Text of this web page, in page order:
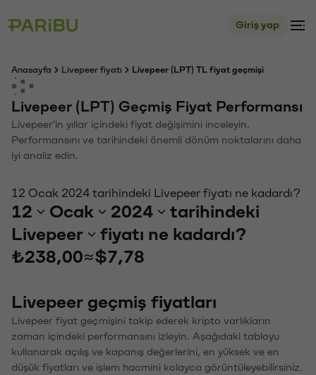
Giriş yap
Anasayfa Livepeer fiyatı Livepeer (LPT) TL fiyat geçmişi
Livepeer (LPT) Geçmiş Fiyat Performansı
Livepeer'in yıllar içindeki fiyat değişimini inceleyin.
Performansını ve tarihindeki önemli dönüm noktalarını daha
iyi analiz edin.
12 Ocak 2024 tarihindeki Livepeer fiyatı ne kadardı?
12 Ocak 2024
tarihindeki
Livepeer
fiyatı ne kadardı?
₺238,00≈$7,78
Livepeer geçmiş fiyatları
Livepeer fiyat geçmişini takip ederek kripto varlıkların
zaman içindeki performansını izleyin. Aşağıdaki tabloyu
kullanarak açılış ve kapanış değerlerini, en yüksek ve en
düşük fiyatları ve işlem hacmini kolayca görüntüleyebilirsiniz.